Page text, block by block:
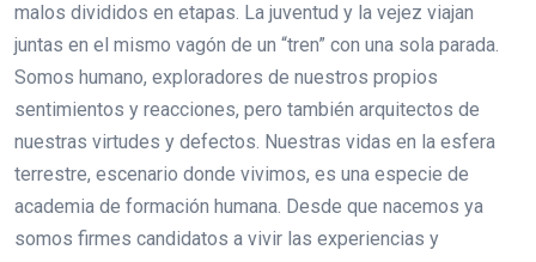
malos divididos en etapas. La juventud y la vejez viajan
juntas en el mismo vagón de un “tren” con una sola parada.
Somos humano, exploradores de nuestros propios
sentimientos y reacciones, pero también arquitectos de
nuestras virtudes y defectos. Nuestras vidas en la esfera
terrestre, escenario donde vivimos, es una especie de
academia de formación humana. Desde que nacemos ya
somos firmes candidatos a vivir las experiencias y